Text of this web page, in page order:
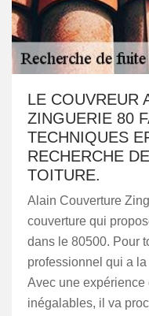
LE COUVREUR
ZINGUERIE 80
TECHNIQUES
RECHERCHE
TOITURE.
Alain Couverture
couverture qui
dans le 80500. Pour
professionnel qui a
Avec une expérience
inégalables, il va